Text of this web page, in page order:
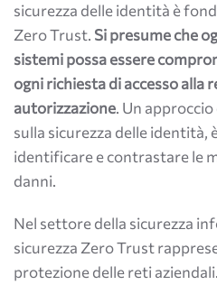
sicurezza delle identità è
Zero Trust. Si presume che
sistemi possa essere
ogni richiesta di accesso alla
autorizzazione. Un
sulla sicurezza delle identità,
identificare e contrastare le
danni.
Nel settore della sicurezza
sicurezza Zero Trust
protezione delle reti